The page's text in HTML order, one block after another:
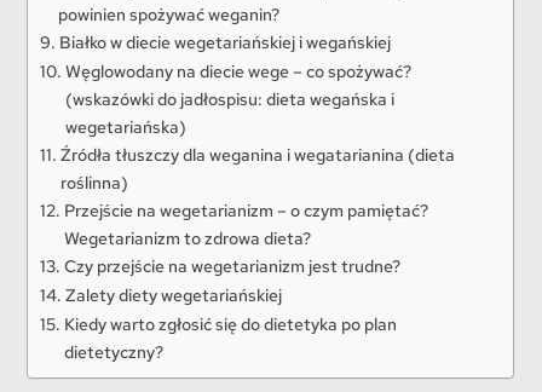
powinien spożywać weganin?
Białko w diecie wegetariańskiej i wegańskiej
Węglowodany na diecie wege – co spożywać?
(wskazówki do jadłospisu: dieta wegańska i
wegetariańska)
Źródła tłuszczy dla weganina i wegatarianina (dieta
roślinna)
Przejście na wegetarianizm – o czym pamiętać?
Wegetarianizm to zdrowa dieta?
Czy przejście na wegetarianizm jest trudne?
Zalety diety wegetariańskiej
Kiedy warto zgłosić się do dietetyka po plan
dietetyczny?